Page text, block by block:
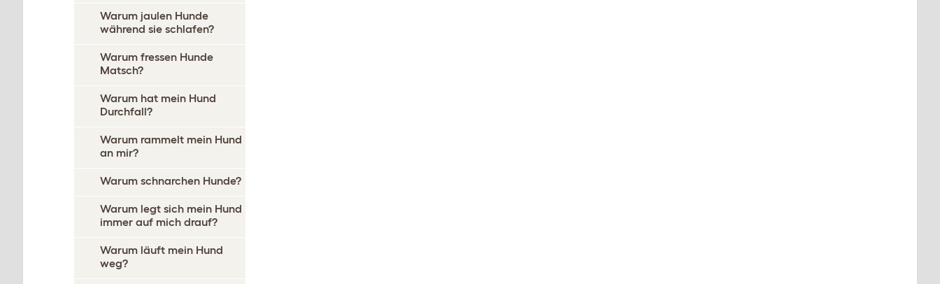
Warum jaulen Hunde
während sie schlafen?
Warum fressen Hunde
Matsch?
Warum hat mein Hund
Durchfall?
Warum rammelt mein Hund
an mir?
Warum schnarchen Hunde?
Warum legt sich mein Hund
immer auf mich drauf?
Warum läuft mein Hund
weg?